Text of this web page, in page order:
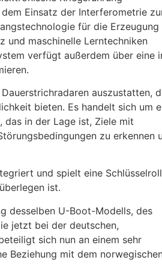
Einsatz der Interferometrie
für die Erzeugung
und maschinelle Lerntechniken
verfügt außerdem über eine
auszustatten,
bieten. Es handelt sich um
in der Lage ist, Ziele mit
zu erkennen
und spielt eine
ist.
desselben U-Boot-Modells, des
jetzt bei der deutschen,
sich nun an einem sehr
Beziehung mit dem